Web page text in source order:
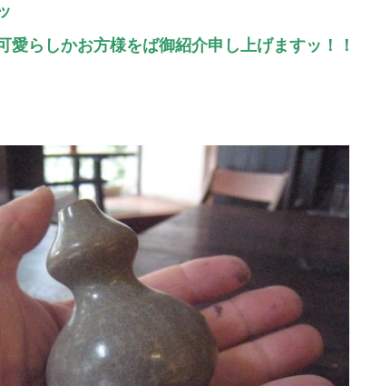
愛らしかお方様をば御紹介申し上げますッ！！